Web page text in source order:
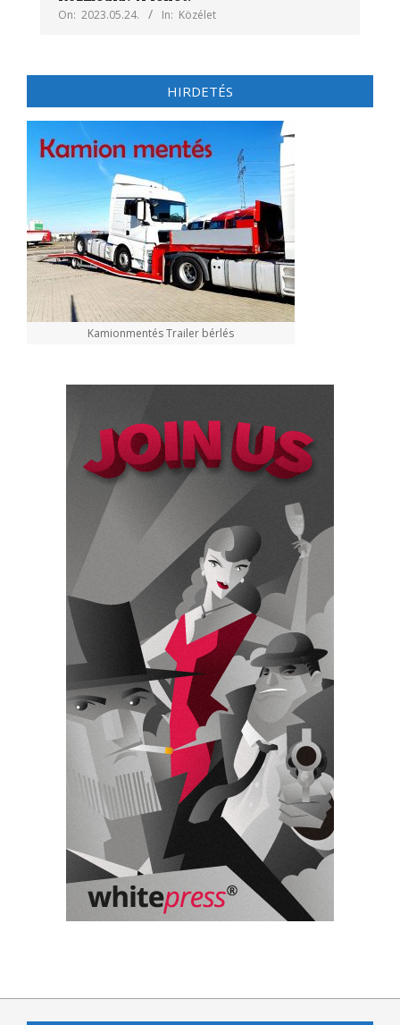
On: 2023.05.24. In: Közélet
HIRDETÉS
Kamionmentés Trailer bérlés